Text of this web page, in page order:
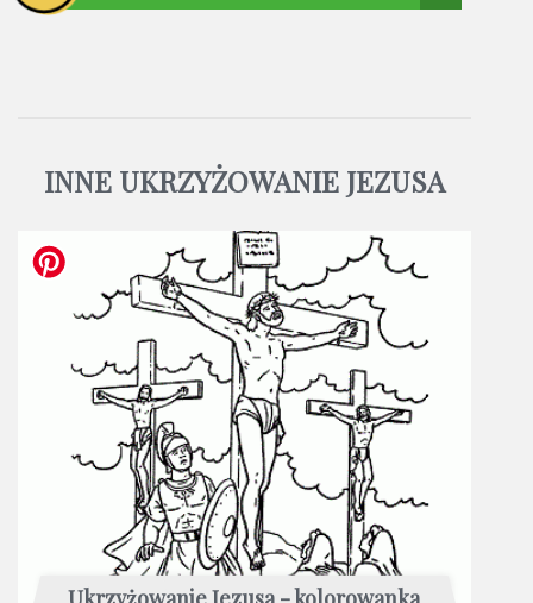
INNE UKRZYŻOWANIE JEZUSA